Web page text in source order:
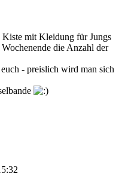
Kiste mit Kleidung für Jungs
die Anzahl der
- preislich wird man sich